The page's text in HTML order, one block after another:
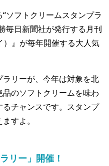
ソフトクリームスタンプラ
毎日新聞社が発行する月刊
』が毎年開催する大人気
リーが、今年は対象を北
のソフトクリームを味わ
チャンスです。スタンプ
すよ。
リー」開催！